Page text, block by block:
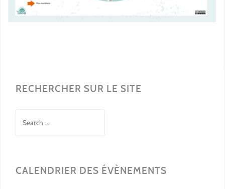
RECHERCHER SUR LE SITE
for:
CALENDRIER DES ÉVÈNEMENTS